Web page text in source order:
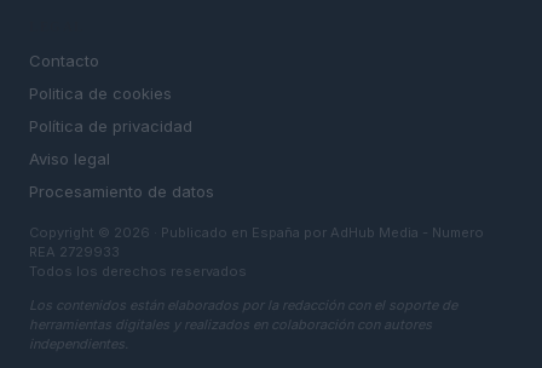
Contacto
Politica de cookies
Política de privacidad
Aviso legal
Procesamiento de datos
Copyright © 2026 · Publicado en España por AdHub Media - Numero
REA 2729933
Todos los derechos reservados
Los contenidos están elaborados por la redacción con el soporte de
herramientas digitales y realizados en colaboración con autores
independientes.